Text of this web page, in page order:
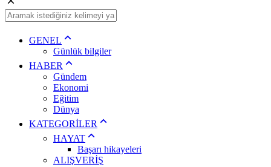
GENEL
Günlük bilgiler
HABER
Gündem
Ekonomi
Eğitim
Dünya
KATEGORİLER
HAYAT
Başarı hikayeleri
ALIŞVERİŞ